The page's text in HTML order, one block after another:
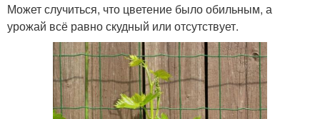
Может случиться, что цветение было обильным, а
урожай всё равно скудный или отсутствует.